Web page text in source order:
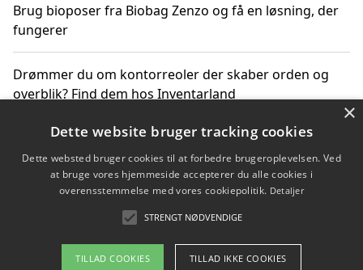
Brug bioposer fra Biobag Zenzo og få en løsning, der
fungerer
Drømmer du om kontorreoler der skaber orden og
overblik? Find dem hos Inventarland
Hvordan stjernetegn datoer og miljø påvirker dine
produktvalg
Bæredygtige gadgets til en grønnere hverdag
×
Dette website bruger tracking cookies
Dette websted bruger cookies til at forbedre brugeroplevelsen. Ved
at bruge vores hjemmeside accepterer du alle cookies i
overensstemmelse med vores cookiepolitik. Detaljer
STRENGT NØDVENDIGE
TILLAD COOKIES TILLAD IKKE COOKIES